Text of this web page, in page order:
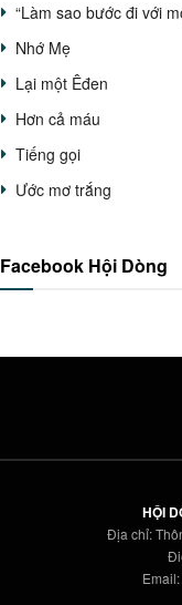
“Làm sao bước đi với
Nhớ Mẹ
Lại một Êđen
Hơn cả máu
Tiếng gọi
Ước mơ trắng
Facebook Hội Dòng
HỘI
Địa chỉ:
Email: